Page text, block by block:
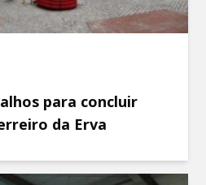
para concluir
da Erva